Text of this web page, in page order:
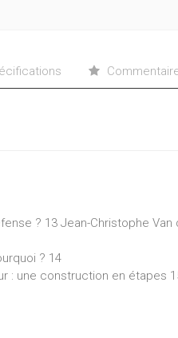
? 13 Jean-Christophe Van
? 14
: une construction en étapes